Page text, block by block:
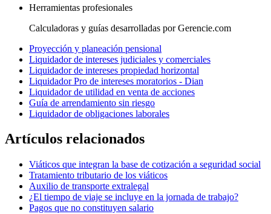
Herramientas profesionales
Calculadoras y guías desarrolladas por Gerencie.com
Proyección y planeación pensional
Liquidador de intereses judiciales y comerciales
Liquidador de intereses propiedad horizontal
Liquidador Pro de intereses moratorios - Dian
Liquidador de utilidad en venta de acciones
Guía de arrendamiento sin riesgo
Liquidador de obligaciones laborales
Artículos relacionados
Viáticos que integran la base de cotización a seguridad social
Tratamiento tributario de los viáticos
Auxilio de transporte extralegal
¿El tiempo de viaje se incluye en la jornada de trabajo?
Pagos que no constituyen salario